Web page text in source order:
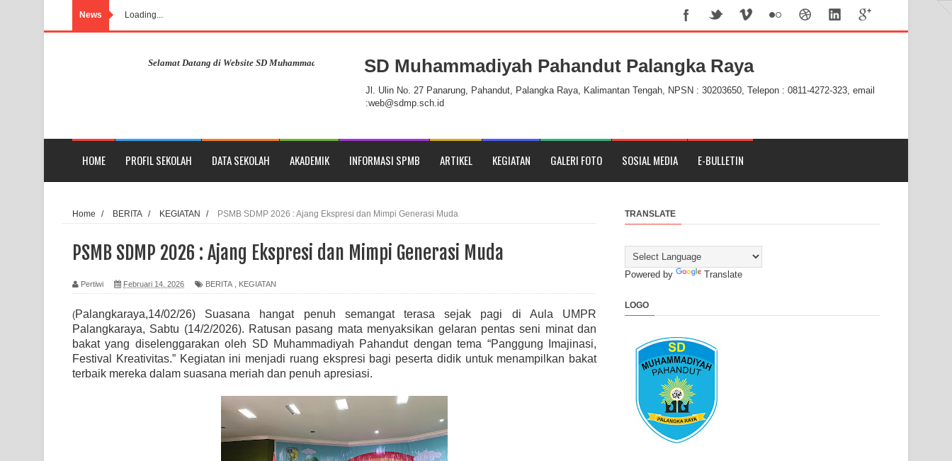
News Loading...
Selamat Datang di Website SD Muhammadiyah Pahandut Palangka RayaSD Muhammadiyah Pahandut Palangka Raya
Jl. Ulin No. 27 Panarung, Pahandut, Palangka Raya, Kalimantan Tengah, NPSN : 30203650, Telepon : 0811-4272-323, email
:web@sdmp.sch.id
HOME PROFIL SEKOLAH DATA SEKOLAH AKADEMIK INFORMASI SPMB ARTIKEL KEGIATAN GALERI FOTO SOSIAL MEDIA E-BULLETIN
Home / BERITA / KEGIATAN / PSMB SDMP 2026 : Ajang Ekspresi dan Mimpi Generasi Muda
PSMB SDMP 2026 : Ajang Ekspresi dan Mimpi Generasi Muda
Pertiwi Februari 14, 2026 BERITA KEGIATAN
(Palangkaraya,14/02/26) Suasana hangat penuh semangat terasa sejak pagi di Aula UMPR
Palangkaraya, Sabtu (14/2/2026). Ratusan pasang mata menyaksikan gelaran pentas seni minat dan
bakat yang diselenggarakan oleh SD Muhammadiyah Pahandut dengan tema “Panggung Imajinasi,
Festival Kreativitas.” Kegiatan ini menjadi ruang ekspresi bagi peserta didik untuk menampilkan bakat
terbaik mereka dalam suasana meriah dan penuh apresiasi.
TRANSLATE
Powered by Translate
LOGO